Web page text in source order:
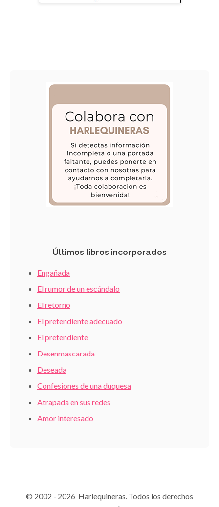
Últimos libros incorporados
Engañada
El rumor de un escándalo
El retorno
El pretendiente adecuado
El pretendiente
Desenmascarada
Deseada
Confesiones de una duquesa
Atrapada en sus redes
Amor interesado
© 2002 - 2026 Harlequineras. Todos los derechos